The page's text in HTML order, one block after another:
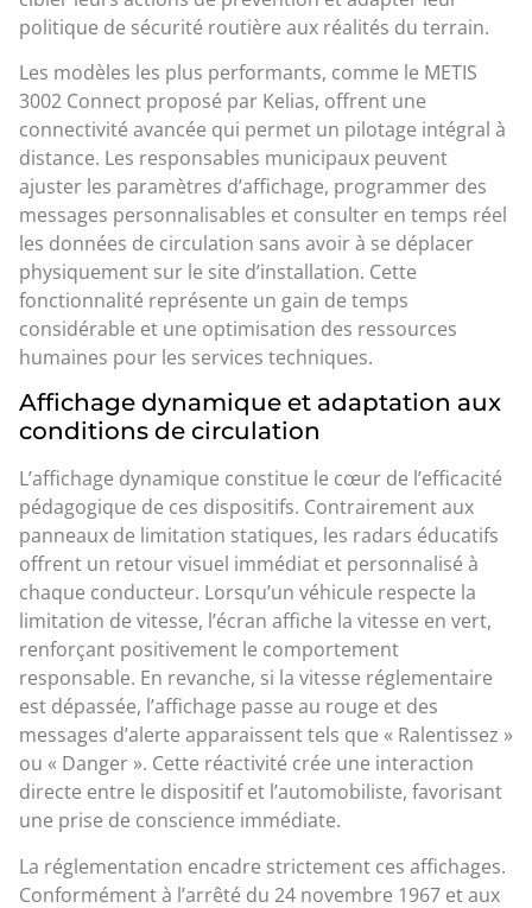
politique de sécurité routière aux réalités du terrain.
Les modèles les plus performants, comme le METIS
3002 Connect proposé par Kelias, offrent une
connectivité avancée qui permet un pilotage intégral à
distance. Les responsables municipaux peuvent
ajuster les paramètres d’affichage, programmer des
messages personnalisables et consulter en temps réel
les données de circulation sans avoir à se déplacer
physiquement sur le site d’installation. Cette
fonctionnalité représente un gain de temps
considérable et une optimisation des ressources
humaines pour les services techniques.
Affichage dynamique et adaptation aux
conditions de circulation
L’affichage dynamique constitue le cœur de l’efficacité
pédagogique de ces dispositifs. Contrairement aux
panneaux de limitation statiques, les radars éducatifs
offrent un retour visuel immédiat et personnalisé à
chaque conducteur. Lorsqu’un véhicule respecte la
limitation de vitesse, l’écran affiche la vitesse en vert,
renforçant positivement le comportement
responsable. En revanche, si la vitesse réglementaire
est dépassée, l’affichage passe au rouge et des
messages d’alerte apparaissent tels que « Ralentissez »
ou « Danger ». Cette réactivité crée une interaction
directe entre le dispositif et l’automobiliste, favorisant
une prise de conscience immédiate.
La réglementation encadre strictement ces affichages.
Conformément à l’arrêté du 24 novembre 1967 et aux